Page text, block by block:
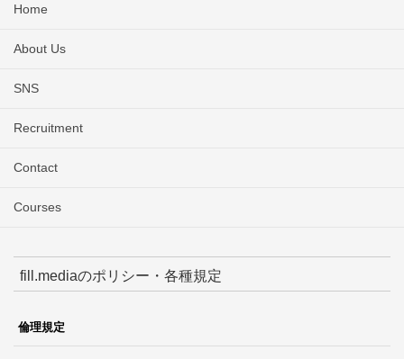
Home
About Us
SNS
Recruitment
Contact
Courses
fill.mediaのポリシー・各種規定
倫理規定